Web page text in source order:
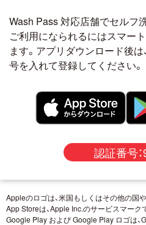
Wash Pass 対応店舗でセルフ
ご利用になられるにはスマー
ます。アプリダウンロード後
号を入れて登録してください。
認証番号
Appleのロゴは、米国もしくはその他の国
App Storeは、Apple Inc.のサービスマーク
Google Play および Google Play ロゴは、